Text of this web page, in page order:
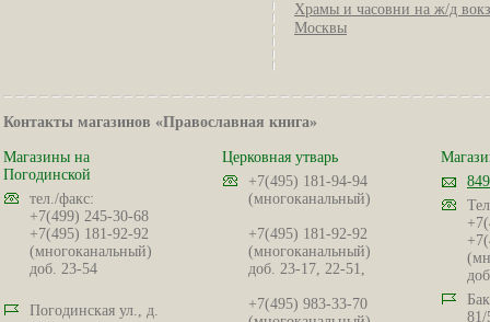
Храмы и часовни на ж/д
Москвы
Контакты магазинов «Православная книга»
Магазины на
Погодинской
тел./факс:
+7(499) 245-30-68
+7(495) 181-92-92
(многоканальный)
доб. 23-54
Погодинская ул., д.
Церковная утварь
+7(495) 181-94-94
(многоканальный)
+7(495) 181-92-92
(многоканальный)
доб. 23-17, 22-51,
+7(495) 983-33-70
81/